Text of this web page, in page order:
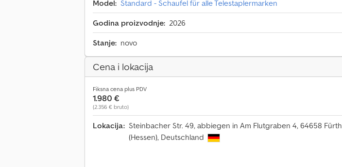
Model: Standard - Schaufel für alle Telestaplermarken
Godina proizvodnje: 2026
Stanje: novo
Cena i lokacija
Fiksna cena plus PDV
1.980 €
(2.356 € bruto)
Lokacija: Steinbacher Str. 49, abbiegen in Am Flutgraben 4, 64658 Fürth
(Hessen), Deutschland